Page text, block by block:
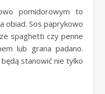
obiad. Sos paprykowo
spaghetti czy penne
lub grana padano.
stanowić nie tylko